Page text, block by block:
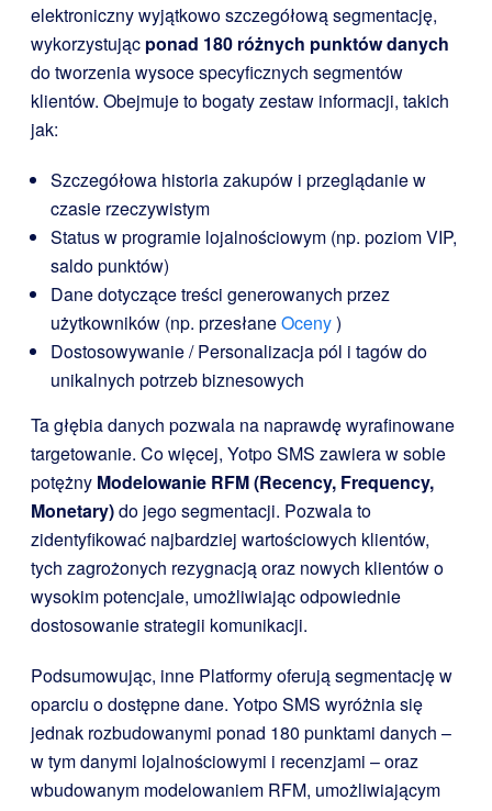
elektroniczny wyjątkowo szczegółową segmentację,
wykorzystując ponad 180 różnych punktów danych
do tworzenia wysoce specyficznych segmentów
klientów. Obejmuje to bogaty zestaw informacji, takich
jak:
Szczegółowa historia zakupów i przeglądanie w
czasie rzeczywistym
Status w programie lojalnościowym (np. poziom VIP,
saldo punktów)
Dane dotyczące treści generowanych przez
użytkowników (np. przesłaneOceny)
Dostosowywanie / Personalizacja pól i tagów do
unikalnych potrzeb biznesowych
Ta głębia danych pozwala na naprawdę wyrafinowane
targetowanie. Co więcej, Yotpo SMS zawiera w sobie
potężny Modelowanie RFM (Recency, Frequency,
Monetary)do jego segmentacji. Pozwala to
zidentyfikować najbardziej wartościowych klientów,
tych zagrożonych rezygnacją oraz nowych klientów o
wysokim potencjale, umożliwiając odpowiednie
dostosowanie strategii komunikacji.
Podsumowując, inne Platformy oferują segmentację w
oparciu o dostępne dane. Yotpo SMS wyróżnia się
jednak rozbudowanymi ponad 180 punktami danych –
w tym danymi lojalnościowymi i recenzjami – oraz
wbudowanym modelowaniem RFM, umożliwiającym